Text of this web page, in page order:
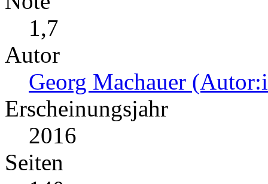
1,7
Autor
Georg Machauer
Erscheinungsjahr
2016
Seiten